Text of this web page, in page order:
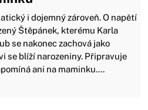
i dojemný zároveň. O napětí
Štěpánek, kterému Karla
se nakonec zachová jako
se blíží narozeniny. Připravuje
ani na maminku....